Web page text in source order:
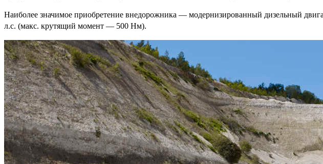
Наиболее значимое приобретение внедорожника — модернизированный дизельный
л.с. (макс. крутящий момент — 500 Нм).